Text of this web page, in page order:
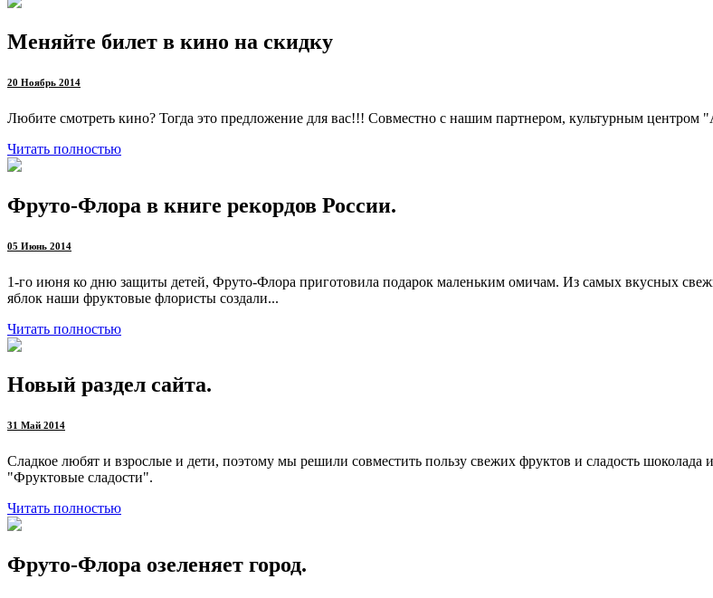
Меняйте билет в кино на скидку
20 Ноябрь 2014
Любите смотреть кино? Тогда это предложение для вас!!! Совместно с нашим партнером, культурным
Читать полностью
Фруто-Флора в книге рекордов России.
05 Июнь 2014
1-го июня ко дню защиты детей, Фруто-Флора приготовила подарок маленьким омичам. Из самых вкусных
яблок наши фруктовые флористы создали...
Читать полностью
Новый раздел сайта.
31 Май 2014
Сладкое любят и взрослые и дети, поэтому мы решили совместить пользу свежих фруктов и сладость
"Фруктовые сладости".
Читать полностью
Фруто-Флора озеленяет город.